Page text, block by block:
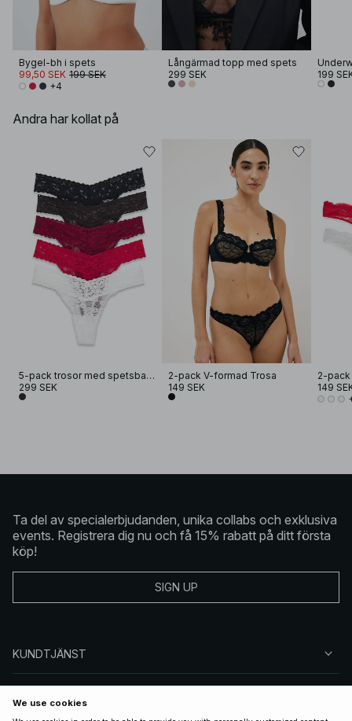
Bygel-bh i spets
99,50 SEK 199 SEK
+4
Långärmad topp med spets
299 SEK
199
Andra har kollat på
5-pack trosor med spetsband
299 SEK
2-pack V-formad Trosa
149 SEK
2-
149
Ta del av specialerbjudanden, unika collabs och exklusiva
events. Registrera dig nu och få 15% rabatt på ditt första
köp!
SIGN UP
KUNDTJÄNST